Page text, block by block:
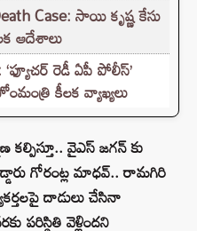
Case: సాయి కృష్ణ కేసు
ఆదేశాలు
రెడీ ఏపీ పోలీస్’
కీలక వ్యాఖ్యలు
కల్పిస్తూ.. వైఎస్‌ జగన్ కు
గోరంట్ల మాధవ్.. రామగిరి
దాడులు చేసినా
పరిస్థితి వెళ్లిందని